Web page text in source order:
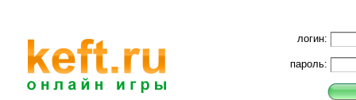
логин:
пароль: